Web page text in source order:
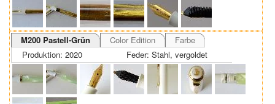
M200 Pastell-Grün Color Edition
Farbe
Produktion: 2020
Feder: Stahl, vergoldet